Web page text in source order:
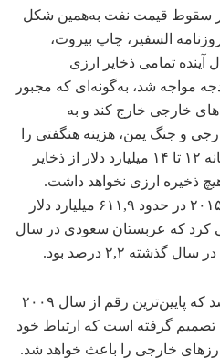
به‌آن معنا است که اگر سقوط قیمت نفت به‌همین شکل
السفیر، چاپ بیروت،
تمامی ذخایر ارزی
با کسری شدید بودجه مواجه شد، به‌گونه‌ای که مجبور
خارجی خارج کند و به
و جنگ یمن، هزینه هنگفتی را
به عربستان سعودی تحمیل کرده است که در کنار کاهش قیمت نفت، عربستان را وادار کرده که ماهانه ١٢ تا ١۴ میلیارد دلار از ذخایر
ذخیره ارزی نخواهد داشت.
شرکت سرمایه‌گذاری «جدوی» عربستان نیز چندی پیش گزارش داد که ذخایر ارزشی کشور تا پایان ٢٠١۵ در حدود ۶١١,٩ میلیارد دلار
پیش‌بینی کرد که عربستان سعودی در سال
صندوق بین‌المللی پول پیش‌بینی کرده که رشد تولید داخلی عربستان در سال جاری تنها ١,٢ درصد باشد که پایین‌ترین رقم از سال ٢٠٠٩
که عربستان سعودی، تصمیم گرفته است که ارتباط خود
ارزهای خارجی را باعث خواهد شد.